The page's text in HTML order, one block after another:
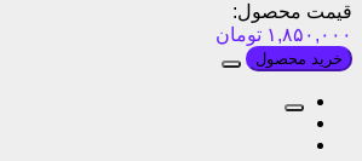
قیمت محصول:
۱,۸۵۰,۰۰۰ تومان
خرید محصول